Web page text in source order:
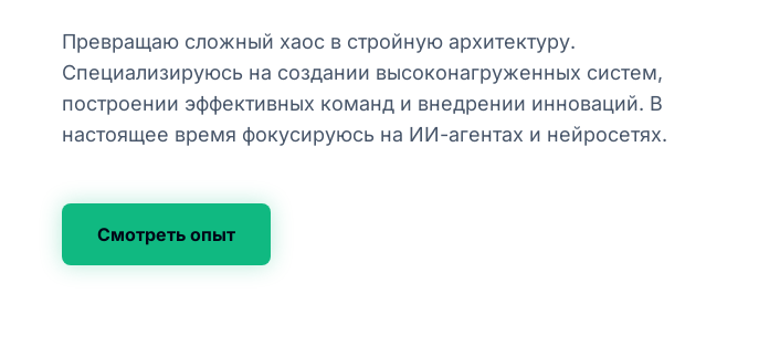
Превращаю сложный хаос в стройную архитектуру.
Специализируюсь на создании высоконагруженных систем,
построении эффективных команд и внедрении инноваций. В
настоящее время фокусируюсь на ИИ-агентах и нейросетях.
Смотреть опыт